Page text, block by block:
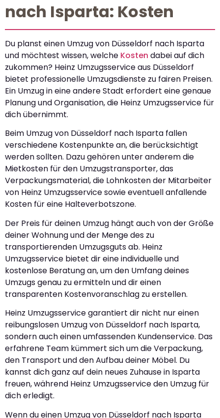
nach Isparta: Kosten
Du planst einen Umzug von Düsseldorf nach Isparta
und möchtest wissen, welche Kosten dabei auf dich
zukommen? Heinz Umzugsservice aus Düsseldorf
bietet professionelle Umzugsdienste zu fairen Preisen.
Ein Umzug in eine andere Stadt erfordert eine genaue
Planung und Organisation, die Heinz Umzugsservice für
dich übernimmt.
Beim Umzug von Düsseldorf nach Isparta fallen
verschiedene Kostenpunkte an, die berücksichtigt
werden sollten. Dazu gehören unter anderem die
Mietkosten für den Umzugstransporter, das
Verpackungsmaterial, die Lohnkosten der Mitarbeiter
von Heinz Umzugsservice sowie eventuell anfallende
Kosten für eine Halteverbotszone.
Der Preis für deinen Umzug hängt auch von der Größe
deiner Wohnung und der Menge des zu
transportierenden Umzugsguts ab. Heinz
Umzugsservice bietet dir eine individuelle und
kostenlose Beratung an, um den Umfang deines
Umzugs genau zu ermitteln und dir einen
transparenten Kostenvoranschlag zu erstellen.
Heinz Umzugsservice garantiert dir nicht nur einen
reibungslosen Umzug von Düsseldorf nach Isparta,
sondern auch einen umfassenden Kundenservice. Das
erfahrene Team kümmert sich um die Verpackung,
den Transport und den Aufbau deiner Möbel. Du
kannst dich ganz auf dein neues Zuhause in Isparta
freuen, während Heinz Umzugsservice den Umzug für
dich erledigt.
Wenn du einen Umzug von Düsseldorf nach Isparta